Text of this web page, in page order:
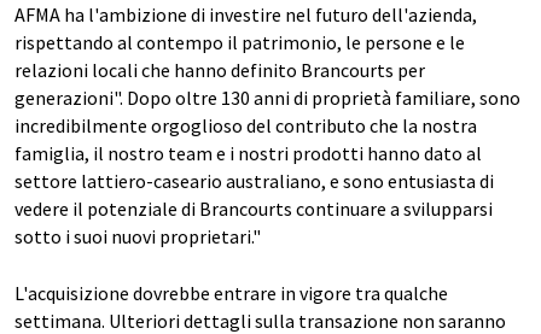
AFMA ha l'ambizione di investire nel futuro dell'azienda,
rispettando al contempo il patrimonio, le persone e le
relazioni locali che hanno definito Brancourts per
generazioni". Dopo oltre 130 anni di proprietà familiare, sono
incredibilmente orgoglioso del contributo che la nostra
famiglia, il nostro team e i nostri prodotti hanno dato al
settore lattiero-caseario australiano, e sono entusiasta di
vedere il potenziale di Brancourts continuare a svilupparsi
sotto i suoi nuovi proprietari."
L'acquisizione dovrebbe entrare in vigore tra qualche
settimana. Ulteriori dettagli sulla transazione non saranno